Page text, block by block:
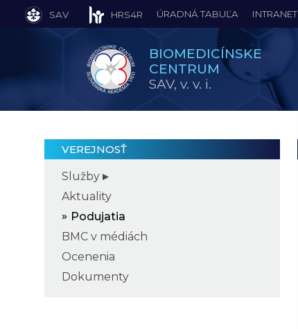
BIOMEDICÍNSKE
CENTRUM
SAV, v. v. i.
SAV HRS4R ÚRADNÁ TABUĽA INTRANET
VEREJNOSŤ
Služby
Aktuality
Podujatia
BMC v médiách
Ocenenia
Dokumenty